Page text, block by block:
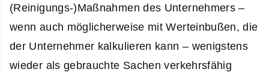
(Reinigungs-)Maßnahmen des Unternehmers –
wenn auch möglicherweise mit Werteinbußen, die
der Unternehmer kalkulieren kann – wenigstens
wieder als gebrauchte Sachen verkehrsfähig